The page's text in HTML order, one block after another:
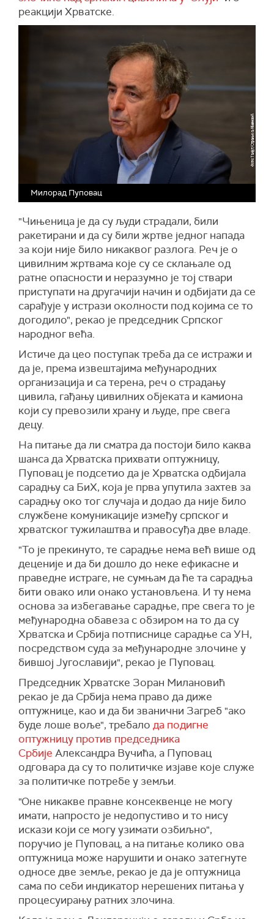
реакцији Хрватске.
Милорад Пуповац
"Чињеница је да су људи страдали, били
ракетирани и да су били жртве једног напада
за који није било никаквог разлога. Реч је о
цивилним жртвама које су се склањале од
ратне опасности и неразумно је тој ствари
приступати на другачији начин и одбијати да се
сарађује у истрази околности под којима се то
догодило", рекао је председник Српског
народног већа.
Истиче да цео поступак треба да се истражи и
да је, према извештајима међународних
организација и са терена, реч о страдању
цивила, гађању цивилних објеката и камиона
који су превозили храну и људе, пре свега
децу.
На питање да ли сматра да постоји било каква
шанса да Хрватска прихвати оптужницу,
Пуповац је подсетио да је Хрватска одбијала
сарадњу са БиХ, која је прва упутила захтев за
сарадњу око тог случаја и додао да није било
службене комуникације између српског и
хрватског тужилаштва и правосуђа две владе.
"То је прекинуто, те сарадње нема већ више од
деценије и да би дошло до неке ефикасне и
праведне истраге, не сумњам да ће та сарадња
бити овако или онако установљена. И ту нема
основа за избегавање сарадње, пре свега то је
међународна обавеза с обзиром на то да су
Хрватска и Србија потписнице сарадње са УН,
посредством суда за међународне злочине у
бившој Југославији", рекао је Пуповац.
Председник Хрватске Зоран Милановић
рекао је да Србија нема право да диже
оптужнице, као и да би званични Загреб "ако
буде лоше воље", требало да подигне
оптужницу против председника
Србије Александра Вучића, а Пуповац
одговара да су то политичке изјаве које служе
за политичке потребе у земљи.
"Оне никакве правне консеквенце не могу
имати, напросто је недопустиво и то нису
искази који се могу узимати озбиљно",
поручио је Пуповац, а на питање колико ова
оптужница може нарушити и онако затегнуте
односе две земље, рекао је да је оптужница
сама по себи индикатор нерешених питања у
процесуирању ратних злочина.